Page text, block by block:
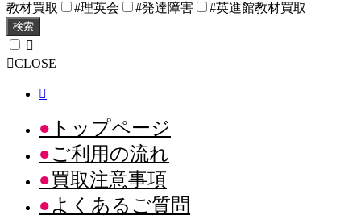
教材買取
#理英会 #発達障害 #英進館教材買取
検索
CLOSE
トップページ
ご利用の流れ
買取注意事項
よくあるご質問